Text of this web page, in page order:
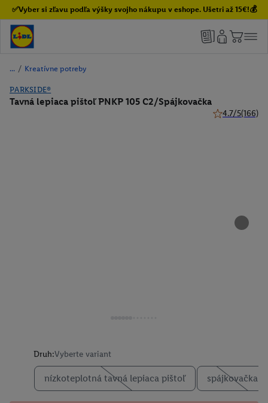
✅Vyber si zľavu podľa výšky svojho nákupu v eshope. Ušetri až 15€!💰
/ Kreatívne potreby
PARKSIDE®
Tavná lepiaca pištoľ PNKP 105 C2/Spájkovačka
4.7/5(166)
Druh:Vyberte variant
nízkoteplotná tavná lepiaca pištoľ spájkovačka